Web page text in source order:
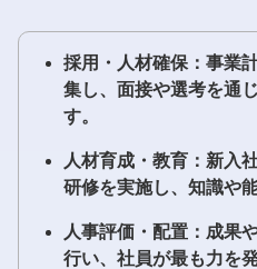
採用・人材確保：事業
集し、面接や選考を通
す。
人材育成・教育：新入
研修を実施し、知識や
人事評価・配置：成果
行い、社員が最も力を